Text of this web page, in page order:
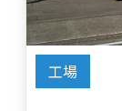
工場